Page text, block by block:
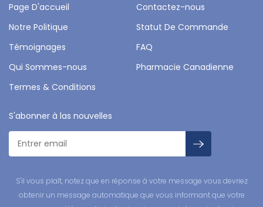
Page D'accueil
Contactez-nous
Notre Politique
Statut De Commande
Témoignages
FAQ
Qui Sommes-nous
Pharmacie Canadienne
Termes & Conditions
S'abonner à las nouvelles
S'il vous plaît, notez que en réponse à votre message vous devriez
obtenir un message automatique que vous informant que votre